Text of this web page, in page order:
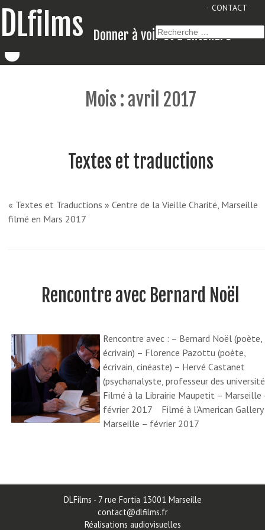
CONTACT
DLfilms Donner à voir et à entendre
Recherche
Mois : avril 2017
Textes et traductions
« Textes et Traductions » Centre de la Vieille Charité, Marseille
filmé en Mars 2017
Rencontre avec Bernard Noël
Rencontre avec : – Bernard Noël (poète,
écrivain) – Florence Pazottu (poète,
écrivain, cinéaste) – Hervé Castanet
(psychanalyste, professeur des
Filmé à la Librairie Maupetit – Marseille
février 2017 Filmé à l’American
Marseille – février 2017
DLFilms - 7 rue Fortia 13001 Marseille
contact@dlfilms.fr
Réalisations audiovisuelles